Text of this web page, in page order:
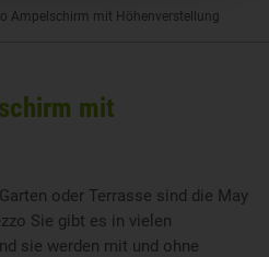
Ampelschirm mit Höhenverstellung
mit
oder Terrasse sind die May
Sie gibt es in vielen
sie werden mit und ohne